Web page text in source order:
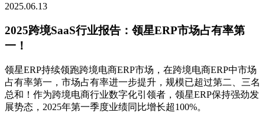
2025.06.13
2025跨境SaaS行业报告：领星ERP市场占有率第
一！
领星ERP持续领跑跨境电商ERP市场，在跨境电商ERP中市场
占有率第一，市场占有率进一步提升，规模已超过第二、三名
总和！作为跨境电商行业数字化引领者，领星ERP保持强劲发
展势态，2025年第一季度业绩同比增长超100%。